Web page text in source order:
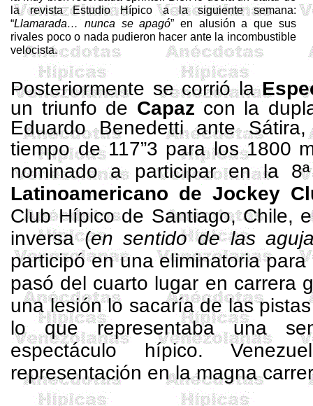
la revista Estudio Hípico a la siguiente semana:
“Llamarada… nunca se apagó” en alusión a que sus
rivales poco o nada pudieron hacer ante la incombustible
velocista.
Posteriormente se corrió la
un triunfo de Capaz con la
Eduardo Benedetti ante
tiempo de 117”3 para los 1800
nominado a participar en la
Latinoamericano de Jockey
Club Hípico de Santiago, Chile,
inversa (en sentido de las
participó en una eliminatoria
pasó del cuarto lugar en carrera
una lesión lo sacaría de las
lo que representaba una
espectáculo hípico.
representación en la magna